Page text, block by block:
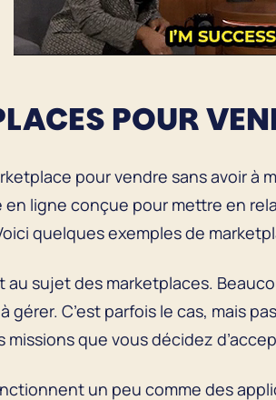
POUR
pour vendre sans avoir
ligne conçue pour mettre en
quelques exemples de
sujet des marketplaces.
C’est parfois le cas, mais
que vous décidez
un peu comme des